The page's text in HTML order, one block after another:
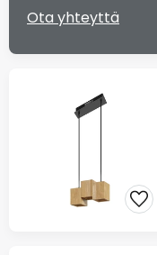
Ota yhteyttä